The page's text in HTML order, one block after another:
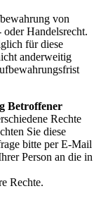
von
oder Handelsrecht.
für diese
anderweitig
Betroffener
Rechte
Sie diese
bitte per E-Mail
Person an die in
Rechte.